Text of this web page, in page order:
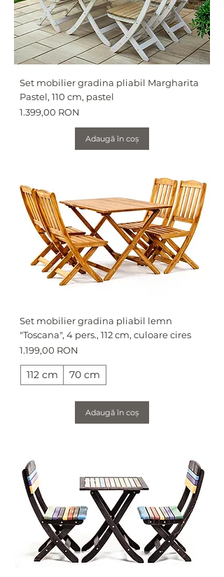
Set mobilier gradina pliabil Margharita
Pastel, 110 cm, pastel
Preț
1.399,00 RON
Adaugă în coș
Set mobilier gradina pliabil lemn
"Toscana", 4 pers., 112 cm, culoare cires
Preț
1.199,00 RON
112 cm 70 cm
Adaugă în coș